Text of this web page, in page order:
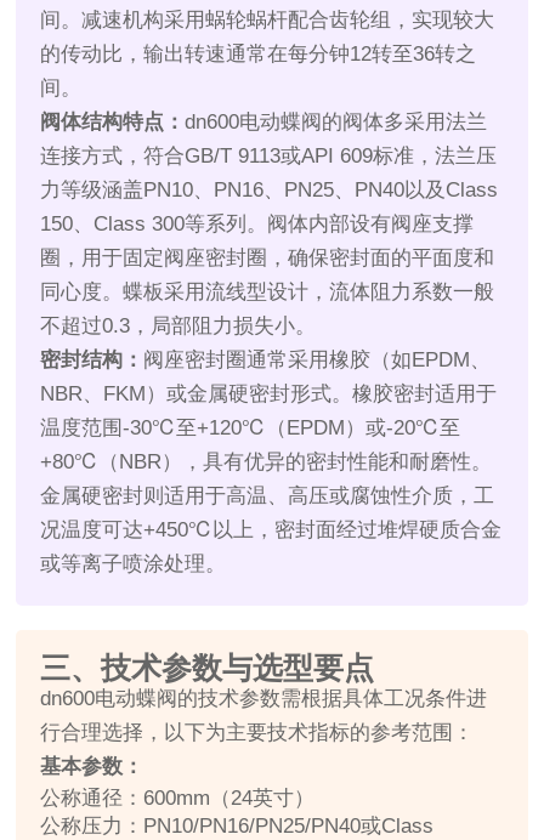
间。减速机构采用蜗轮蜗杆配合齿轮组，实现较大
的传动比，输出转速通常在每分钟12转至36转之
间。
阀体结构特点：dn600电动蝶阀的阀体多采用法兰
连接方式，符合GB/T 9113或API 609标准，法兰压
力等级涵盖PN10、PN16、PN25、PN40以及Class
150、Class 300等系列。阀体内部设有阀座支撑
圈，用于固定阀座密封圈，确保密封面的平面度和
同心度。蝶板采用流线型设计，流体阻力系数一般
不超过0.3，局部阻力损失小。
密封结构： 阀座密封圈通常采用橡胶（如EPDM、
NBR、FKM）或金属硬密封形式。橡胶密封适用于
温度范围-30℃至+120℃（EPDM）或-20℃至
+80℃（NBR），具有优异的密封性能和耐磨性。
金属硬密封则适用于高温、高压或腐蚀性介质，工
况温度可达+450℃以上，密封面经过堆焊硬质合金
或等离子喷涂处理。
三、技术参数与选型要点
dn600电动蝶阀的技术参数需根据具体工况条件进
行合理选择，以下为主要技术指标的参考范围：
基本参数：
公称通径：600mm（24英寸）
公称压力：PN10/PN16/PN25/PN40或Class